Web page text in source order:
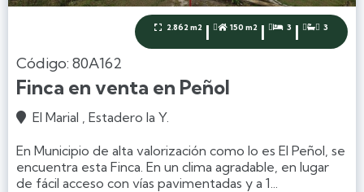
 2.862 m2 |  150 m2 |  3 |  3
Código: 80A162
Finca en venta en Peñol
 El Marial , Estadero la Y.
En Municipio de alta valorización como lo es El Peñol, se
encuentra esta Finca. En un clima agradable, en lugar
de fácil acceso con vías pavimentadas y a 1...